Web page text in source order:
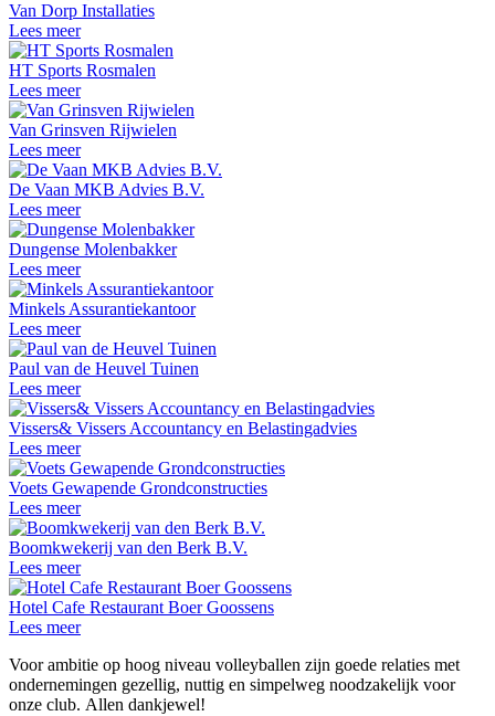
Van Dorp Installaties
Lees meer
HT Sports Rosmalen
Lees meer
Van Grinsven Rijwielen
Lees meer
De Vaan MKB Advies B.V.
Lees meer
Dungense Molenbakker
Lees meer
Minkels Assurantiekantoor
Lees meer
Paul van de Heuvel Tuinen
Lees meer
Vissers& Vissers Accountancy en Belastingadvies
Lees meer
Voets Gewapende Grondconstructies
Lees meer
Boomkwekerij van den Berk B.V.
Lees meer
Hotel Cafe Restaurant Boer Goossens
Lees meer
Voor ambitie op hoog niveau volleyballen zijn goede relaties met
ondernemingen gezellig, nuttig en simpelweg noodzakelijk voor
onze club. Allen dankjewel!